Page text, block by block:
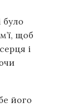
було
щоб
і
його